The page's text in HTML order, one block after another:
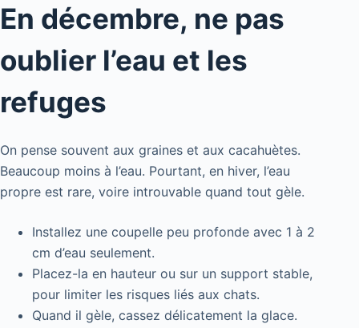
En décembre, ne pas
oublier l’eau et les
refuges
On pense souvent aux graines et aux cacahuètes.
Beaucoup moins à l’eau. Pourtant, en hiver, l’eau
propre est rare, voire introuvable quand tout gèle.
Installez une coupelle peu profonde avec 1 à 2
cm d’eau seulement.
Placez-la en hauteur ou sur un support stable,
pour limiter les risques liés aux chats.
Quand il gèle, cassez délicatement la glace.